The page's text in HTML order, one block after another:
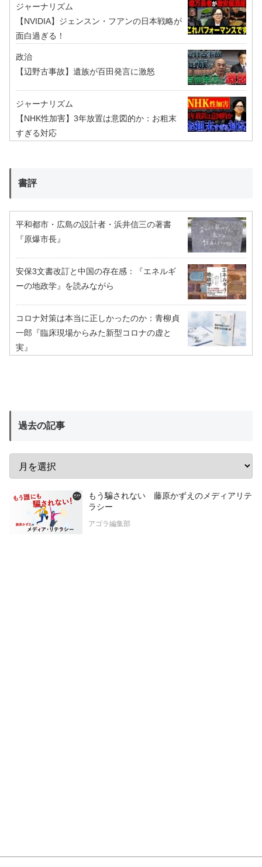
ジャーナリズム
【NVIDIA】ジェンスン・フアンの日本戦略が
面白過ぎる！
政治
【辺野古事故】遺族が百田発言に激怒
ジャーナリズム
【NHK性加害】3年放置は意図的か：お粗末
すぎる対応
書評
平和都市・広島の設計者・浜井信三の著書
『原爆市長』
安保3文書改訂と中国の存在感：『エネルギ
ーの地政学』を読みながら
コロナ対策は本当に正しかったのか：青柳貞
一郎『臨床現場からみた新型コロナの虚と
実』
過去の記事
もう騙されない 藤原かずえのメディアリテ
ラシー
アゴラ編集部